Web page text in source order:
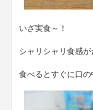
いざ実食～！
シャリシャリ食感が
食べるとすぐに口の